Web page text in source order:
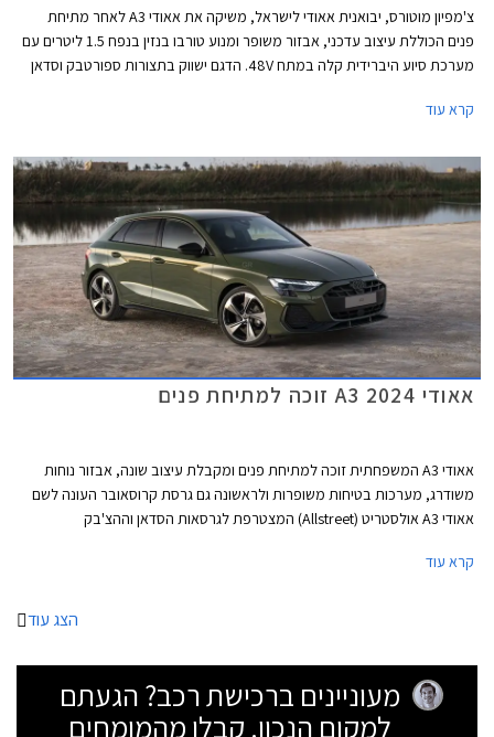
צ'מפיון מוטורס, יבואנית אאודי לישראל, משיקה את אאודי A3 לאחר מתיחת
פנים הכוללת עיצוב עדכני, אבזור משופר ומנוע טורבו בנזין בנפח 1.5 ליטרים עם
מערכת סיוע היברידית קלה במתח 48V. הדגם ישווק בתצורות ספורטבק וסדאן
פנאי שטח, לא מגיעה לישראל בשלב זה.
קרא עוד
אאודי A3 2024 זוכה למתיחת פנים
אאודי A3 המשפחתית זוכה למתיחת פנים ומקבלת עיצוב שונה, אבזור נוחות
משודרג, מערכות בטיחות משופרות ולראשונה גם גרסת קרוסאובר העונה לשם
אאודי A3 אולסטריט (Allstreet) המצטרפת לגרסאות הסדאן וההצ'בק
קרא עוד
הצג עוד
מעוניינים ברכישת רכב? הגעתם
למקום הנכון. קבלו מהמומחים